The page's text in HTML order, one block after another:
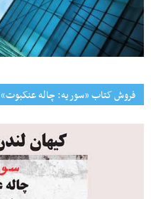
فروش کتاب «سوریه: چاله عنکبوت»